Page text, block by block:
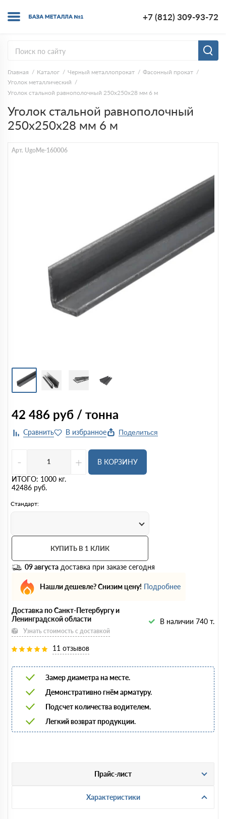
+7 (812) 309-93-72
Главная Каталог Черный металлопрокат
Фасонный прокат
Уголок металлический
Уголок стальной равнополочный 250х250х28 мм 6 м
Уголок стальной равнополочный
250х250х28 мм 6 м
Арт. UgoMe-160006
42 486 руб / тонна
Поделиться
- +
В КОРЗИНУ
ИТОГО: 1000 кг.
42486 руб.
Стандарт:
КУПИТЬ В 1 КЛИК
09 августа доставка при заказе сегодня
Нашли дешевле? Снизим цену! Подробнее
Доставка по Санкт-Петербургу и
Ленинградской области
Узнать стоимость с доставкой
В наличии 740 т.
11 отзывов
Замер диаметра на месте.
Демонстративно гнём арматуру.
Подсчет количества водителем.
Легкий возврат продукции.
Прайс-лист
Характеристики